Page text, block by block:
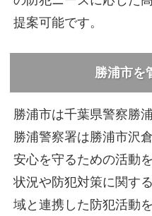
提案可能です。
勝浦市を
勝浦市は千葉県警察勝
勝浦警察署は勝浦市沢
安心を守るための活動
状況や防犯対策に関す
域と連携した防犯活動